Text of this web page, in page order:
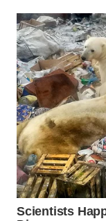
WN
BEKASI
WN
BOGOR
WN
DEPOK
WN
TAPANULI